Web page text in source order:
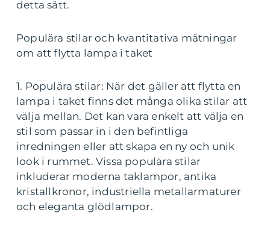
detta sätt.
Populära stilar och kvantitativa mätningar
om att flytta lampa i taket
1. Populära stilar: När det gäller att flytta en
lampa i taket finns det många olika stilar att
välja mellan. Det kan vara enkelt att välja en
stil som passar in i den befintliga
inredningen eller att skapa en ny och unik
look i rummet. Vissa populära stilar
inkluderar moderna taklampor, antika
kristallkronor, industriella metallarmaturer
och eleganta glödlampor.